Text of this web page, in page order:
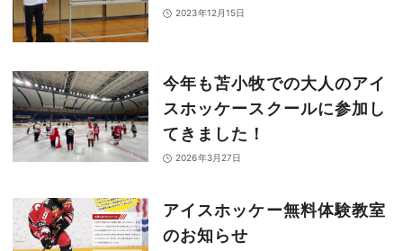
2023年12月15日
今年も苫小牧での大人のアイ
スホッケースクールに参加し
てきました！
2026年3月27日
アイスホッケー無料体験教室
のお知らせ